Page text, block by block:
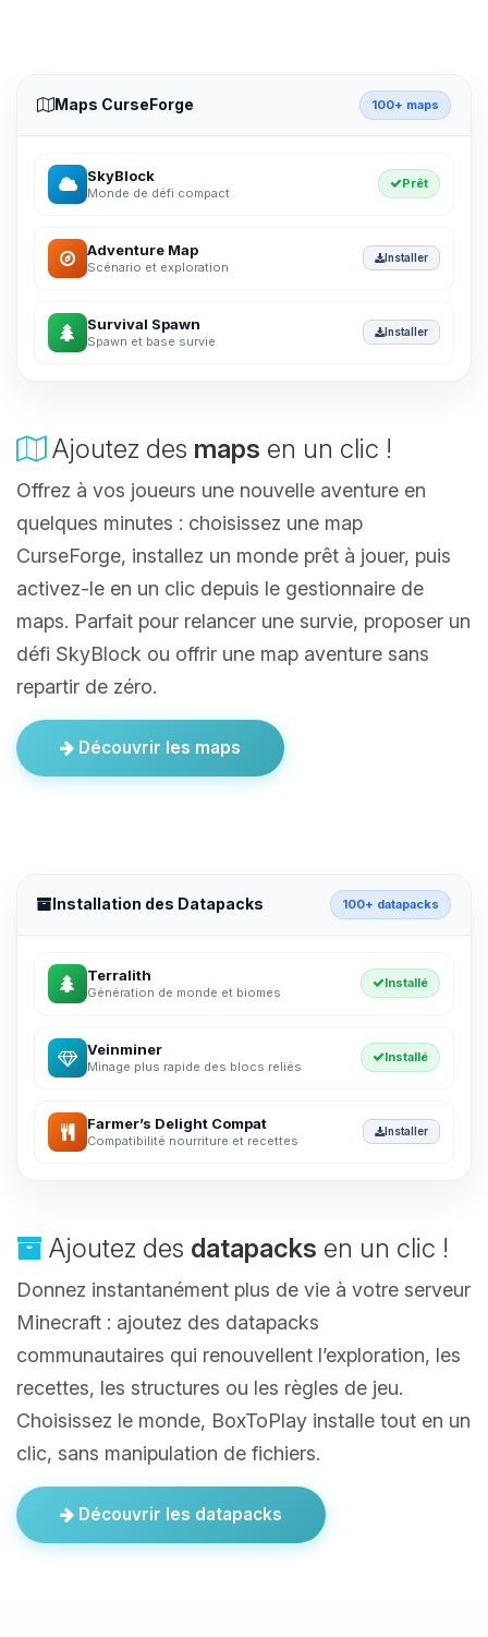
Maps CurseForge 100+ maps
SkyBlock
Monde de défi compact
Prêt
Adventure Map
Scénario et exploration
Installer
Survival Spawn
Spawn et base survie
Installer
Ajoutez des maps en un clic !
Offrez à vos joueurs une nouvelle aventure en
quelques minutes : choisissez une map
CurseForge, installez un monde prêt à jouer, puis
activez-le en un clic depuis le gestionnaire de
maps. Parfait pour relancer une survie, proposer un
défi SkyBlock ou offrir une map aventure sans
repartir de zéro.
Découvrir les maps
Installation des Datapacks 100+ datapacks
Terralith
Génération de monde et biomes
Installé
Veinminer
Minage plus rapide des blocs reliés
Installé
Farmer’s Delight Compat
Compatibilité nourriture et recettes
Installer
Ajoutez des datapacks en un clic !
Donnez instantanément plus de vie à votre serveur
Minecraft : ajoutez des datapacks
communautaires qui renouvellent l’exploration, les
recettes, les structures ou les règles de jeu.
Choisissez le monde, BoxToPlay installe tout en un
clic, sans manipulation de fichiers.
Découvrir les datapacks